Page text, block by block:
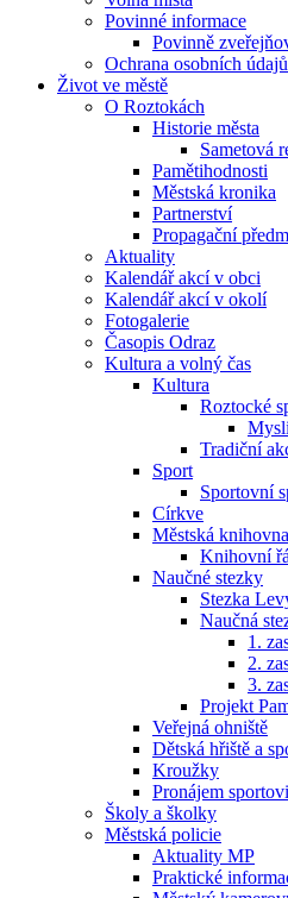
Povinné informace
Povinně
Ochrana osobních
Život ve městě
O Roztokách
Historie města
Sametová
Pamětihodnosti
Městská kronika
Partnerství
Propagační
Aktuality
Kalendář akcí v obci
Kalendář akcí v okolí
Fotogalerie
Časopis Odraz
Kultura a volný čas
Kultura
Roztocké
Tradiční
Sport
Sportovní
Církve
Městská knihovna
Knihovní
Naučné stezky
Stezka
Naučná
1.
2.
3.
Projekt
Veřejná ohniště
Dětská hřiště a
Kroužky
Pronájem
Školy a školky
Městská policie
Aktuality MP
Praktické